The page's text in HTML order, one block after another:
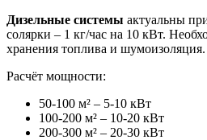
Дизельные системы актуальны
солярки – 1 кг/час на 10 кВт.
хранения топлива и шумоизоляция.
Расчёт мощности:
50-100 м² – 5-10 кВт
100-200 м² – 10-20 кВт
200-300 м² – 20-30 кВт